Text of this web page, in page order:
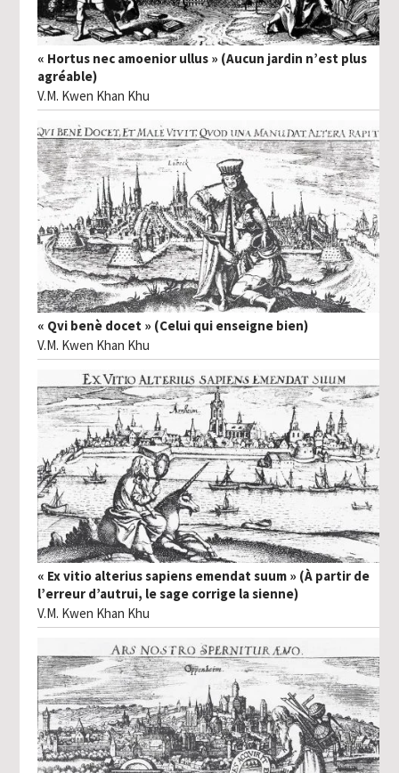
« Hortus nec amoenior ullus » (Aucun jardin n’est plus
agréable)
V.M. Kwen Khan Khu
« Qvi benè docet » (Celui qui enseigne bien)
V.M. Kwen Khan Khu
« Ex vitio alterius sapiens emendat suum » (À partir de
l’erreur d’autrui, le sage corrige la sienne)
V.M. Kwen Khan Khu